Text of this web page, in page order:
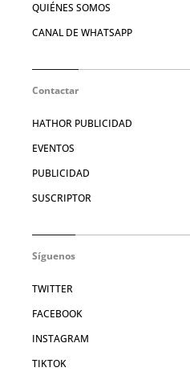
QUIÉNES SOMOS
CANAL DE WHATSAPP
Contactar
HATHOR PUBLICIDAD
EVENTOS
PUBLICIDAD
SUSCRIPTOR
Síguenos
TWITTER
FACEBOOK
INSTAGRAM
TIKTOK